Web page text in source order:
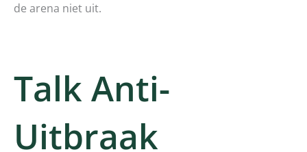
de arena niet uit.
Talk Anti-
Uitbraak